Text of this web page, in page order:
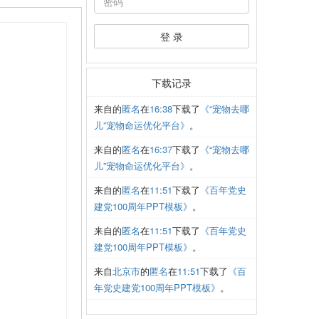
一经确
读或最后
登 录
下载记录
来自的匿名在16:38下载了 《“宠物去哪
儿”宠物命运优化平台》 。
来自的匿名在16:37下载了 《“宠物去哪
儿”宠物命运优化平台》 。
来自的匿名在11:51下载了 《百年党史
建党100周年PPT模板》 。
来自的匿名在11:51下载了 《百年党史
建党100周年PPT模板》 。
来自北京市的匿名在11:51下载了 《百
年党史建党100周年PPT模板》 。